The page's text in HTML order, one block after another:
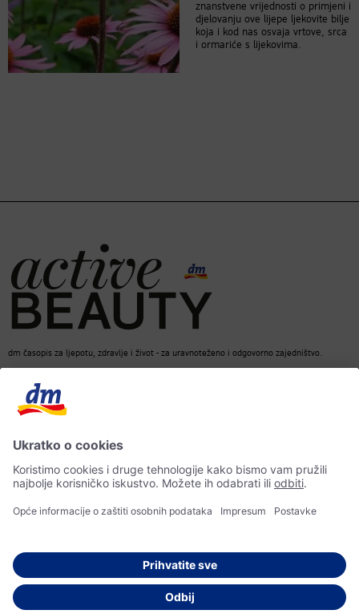
znanstvene vrijednosti o primjeni i
djelovanju ove lijepe ljekovite bilje
koja i kod nas osvaja vrtove, srca
i ormariće s lijekovima.
dm časopis za ljepotu, zdravlje i život - za uravnoteženo i odgovorno zajedništvo.
© 2026 dm-drogerie markt d.o.o.